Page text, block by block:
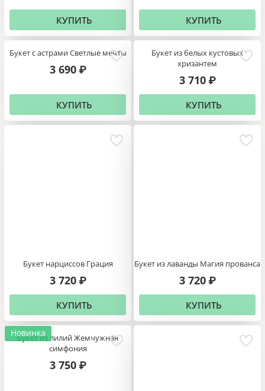
КУПИТЬ КУПИТЬ
Букет с астрами Светлые мечты
3 690 ₽
КУПИТЬ
Букет из белых кустовых
хризантем
3 710 ₽
КУПИТЬ
Букет нарциссов Грация
3 720 ₽
КУПИТЬ
Букет из лаванды Магия прованса
3 720 ₽
КУПИТЬ
Новинка
Букет из лилий Жемчужная
симфония
3 750 ₽